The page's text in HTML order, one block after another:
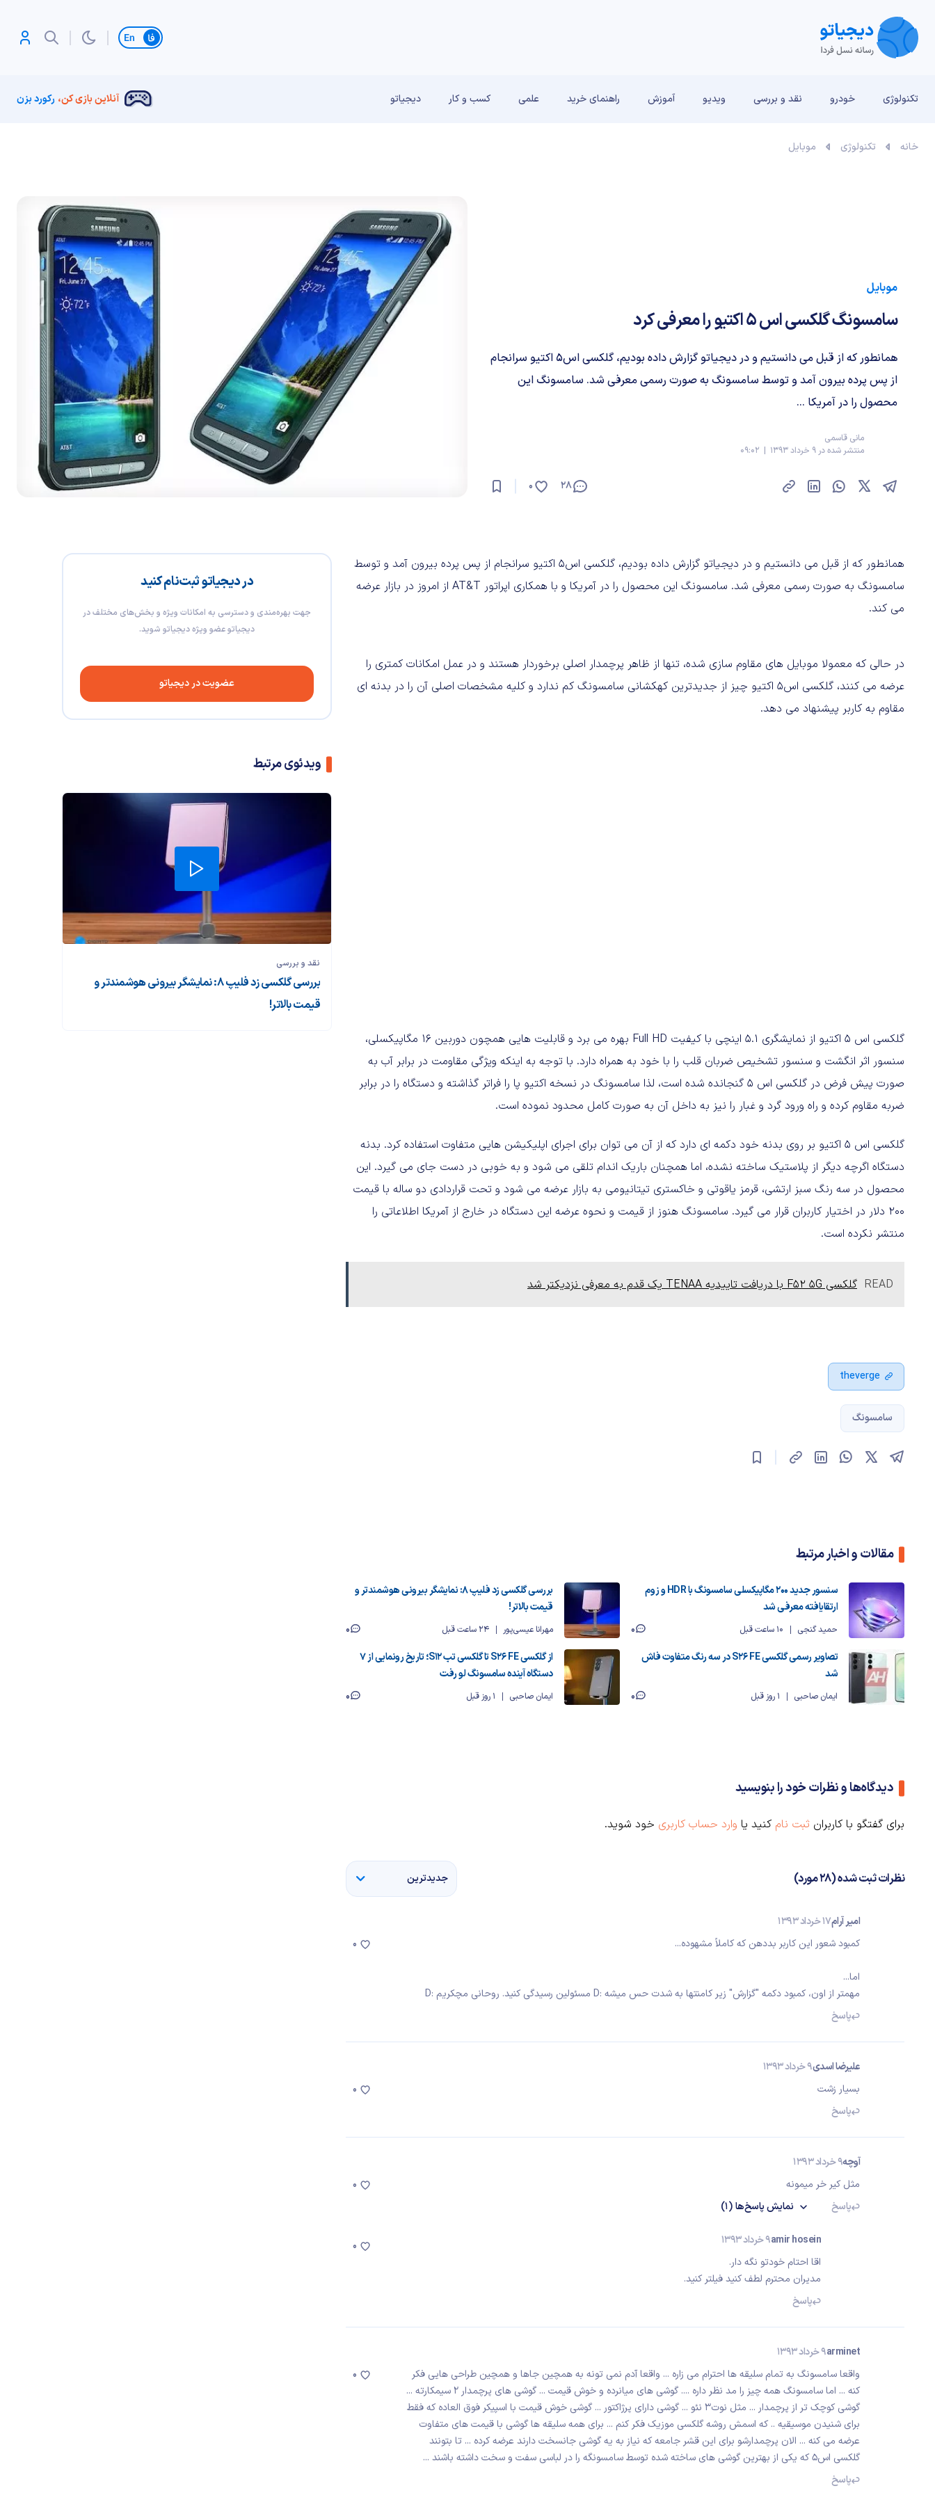
تغییر زبان
تکنولوژی خودرو نقد و بررسی‌ ویدیو آموزش راهنمای خرید علمی کسب و کار دیجیاتو آنلاین بازی کن، رکورد بزن
خانه تکنولوژی موبایل
موبایل
سامسونگ گلکسی اس ۵ اکتیو را معرفی کرد
همانطور که از قبل می دانستیم و در دیجیاتو گزارش داده بودیم، گلکسی اس۵ اکتیو سرانجام
از پس پرده بیرون آمد و توسط سامسونگ به صورت رسمی معرفی شد. سامسونگ این
محصول را در آمریکا ...
مانی قاسمی
منتشر شده در 9 خرداد 1393 | 09:02
28
0
در دیجیاتو ثبت‌نام کنید
جهت بهره‌مندی و دسترسی به امکانات ویژه و بخش‌های مختلف در
دیجیاتو عضو ویژه دیجیاتو شوید.
عضویت در دیجیاتو
ویدئوی مرتبط
نقد و بررسی‌
بررسی گلکسی زد فلیپ ۸: نمایشگر بیرونی هوشمندتر و
قیمت بالاتر!
همانطور که از قبل می دانستیم و در دیجیاتو گزارش داده بودیم، گلکسی اس۵ اکتیو سرانجام از پس پرده بیرون آمد و توسط
سامسونگ به صورت رسمی معرفی شد. سامسونگ این محصول را در آمریکا و با همکاری اپراتور AT&T از امروز در بازار عرضه
می کند.
در حالی که معمولا موبایل های مقاوم سازی شده، تنها از ظاهر پرچمدار اصلی برخوردار هستند و در عمل امکانات کمتری را
عرضه می کنند، گلکسی اس۵ اکتیو چیز از جدیدترین کهکشانی سامسونگ کم ندارد و کلیه مشخصات اصلی آن را در بدنه ای
مقاوم به کاربر پیشنهاد می دهد.
گلکسی اس ۵ اکتیو از نمایشگری ۵.۱ اینچی با کیفیت Full HD بهره می برد و قابلیت هایی همچون دوربین ۱۶ مگاپیکسلی،
سنسور اثر انگشت و سنسور تشخیص ضربان قلب را با خود به همراه دارد. با توجه به اینکه ویژگی مقاومت در برابر آب به
صورت پیش فرض در گلکسی اس ۵ گنجانده شده است، لذا سامسونگ در نسخه اکتیو پا را فراتر گذاشته و دستگاه را در برابر
ضربه مقاوم کرده و راه ورود گرد و غبار را نیز به داخل آن به صورت کامل محدود نموده است.
گلکسی اس ۵ اکتیو بر روی بدنه خود دکمه ای دارد که از آن می توان برای اجرای اپلیکیشن هایی متفاوت استفاده کرد. بدنه
دستگاه اگرچه دیگر از پلاستیک ساخته نشده، اما همچنان باریک اندام تلقی می شود و به خوبی در دست جای می گیرد. این
محصول در سه رنگ سبز ارتشی، قرمز یاقوتی و خاکستری تیتانیومی به بازار عرضه می شود و تحت قراردادی دو ساله با قیمت
۲۰۰ دلار در اختیار کاربران قرار می گیرد. سامسونگ هنوز از قیمت و نحوه عرضه این دستگاه در خارج از آمریکا اطلاعاتی را
منتشر نکرده است.
READ گلکسی F52 5G با دریافت تاییدیه TENAA یک قدم به معرفی نزدیکتر شد
theverge
سامسونگ
مقالات و اخبار مرتبط
سنسور جدید ۲۰۰ مگاپیکسلی سامسونگ با HDR و زوم
ارتقایافته معرفی شد
حمید گنجی 10 ساعت قبل 0
بررسی گلکسی زد فلیپ ۸: نمایشگر بیرونی هوشمندتر و
قیمت بالاتر!
مهرانا عیسی‌پور 24 ساعت قبل
0
تصاویر رسمی گلکسی S26 FE در سه رنگ متفاوت فاش
شد
ایمان صاحبی 1 روز قبل 0
از گلکسی S26 FE تا گلکسی تب S12؛ تاریخ رونمایی از ۷
دستگاه آینده سامسونگ لو رفت
ایمان صاحبی 1 روز قبل 0
دیدگاه‌ها و نظرات خود را بنویسید
برای گفتگو با کاربران ثبت نام کنید یا وارد حساب کاربری خود شوید.
نظرات ثبت شده (28 مورد) جدیدترین
امیر آرام17 خرداد 1393
کمبود شعور این کاربر بددهن که کاملاً مشهوده...
اما...
مهمتر از اون، کمبود دکمه "گزارش" زیر کامنتها به شدت حس میشه :D مسئولین رسیدگی کنید. روحانی مچکریم :D
پاسخ
0
علیرضا اسدی9 خرداد 1393
بسیار زشت
پاسخ
0
آوچه9 خرداد 1393
مثل کير خر ميمونه
پاسخ
نمایشپاسخ‌ها(1)
0
amir hosein9 خرداد 1393
اقا احتام خودتو نگه دار.
مدیران محترم لطف کنید فیلتر کنید.
پاسخ
0
arminet9 خرداد 1393
واقعا سامسونگ به تمام سلیقه ها احترام می زاره ... واقعا آدم نمی تونه به همچین جاها و همچین طراحی هایی فکر
کنه ... اما سامسونگ همه چیز را مد نظر داره .... گوشی های میانرده و خوش قیمت ... گوشی های پرچمدار 2 سیمکارته ...
گوشی کوچک تر از پرچمدار ... مثل نوت3 نئو ... گوشی دارای پرژاکتور ... گوشی خوش قیمت با اسپیکر فوق العاده که فقط
برای شنیدن موسیقیه .. که اسمش روشه گلکسی موزیک فکر کنم ... برای همه سلیقه ها گوشی با قیمت های متفاوت
عرضه می کنه ... الان پرچمدارشو برای این قشر جامعه که نیاز به یه گوشی جانسخت دارند عرضه کرده ... تا بتونند
گلکسی اس5 که یکی از بهترین گوشی های ساخته شده توسط سامسونگه را در لباسی سفت و سخت داشته باشند ...
پاسخ
0